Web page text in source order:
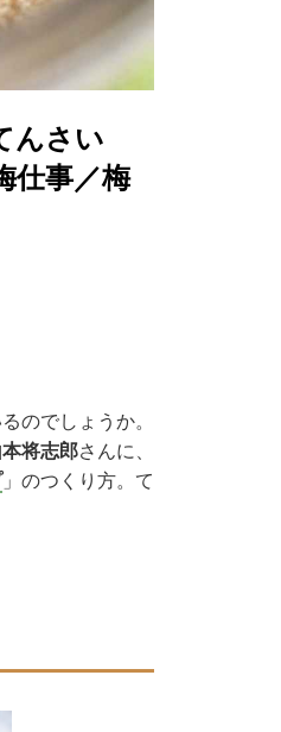
んさい
仕事／梅
のでしょうか。
本将志郎さんに、
」のつくり方。て